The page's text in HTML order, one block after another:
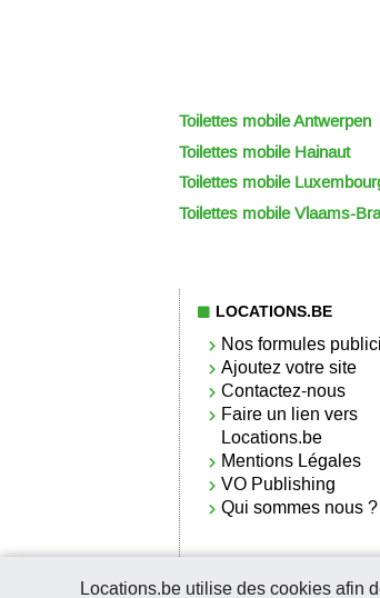
Toilettes mobile Antwerpen
Toilettes mobile Hainaut
Toilettes mobile
Toilettes mobile Vlaams-
Locations.be utilise des cookies afin
LOCATIONS.BE
Nos formules
Ajoutez votre site
Contactez-nous
Faire un lien vers
Locations.be
Mentions Légales
VO Publishing
Qui sommes nous ?